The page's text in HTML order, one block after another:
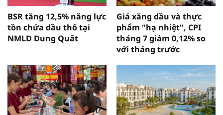
BSR tăng 12,5% năng lực
tồn chứa dầu thô tại
NMLD Dung Quất
Giá xăng dầu và thực
phẩm "hạ nhiệt", CPI
tháng 7 giảm 0,12% so
với tháng trước